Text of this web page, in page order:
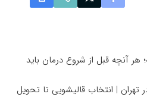
هر آنچه قبل از شروع درمان باید
| انتخاب قالیشویی تا تحویل